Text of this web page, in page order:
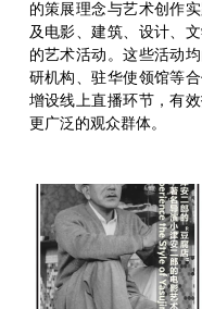
的策展理念与艺术创作
及电影、建筑、设计、
的艺术活动。这些活动
研机构、驻华使领馆等
增设线上直播环节，有
更广泛的观众群体。